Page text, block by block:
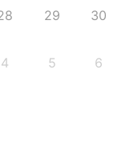
29 30
4 5 6